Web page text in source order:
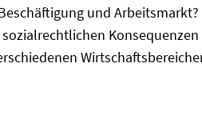
und
Konsequenzen